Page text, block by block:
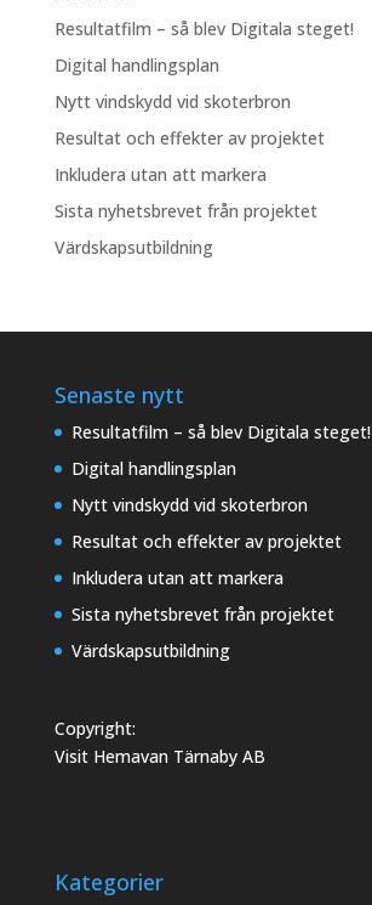
Resultatfilm – så blev Digitala steget!
Digital handlingsplan
Nytt vindskydd vid skoterbron
Resultat och effekter av projektet
Inkludera utan att markera
Sista nyhetsbrevet från projektet
Värdskapsutbildning
Senaste nytt
Resultatfilm – så blev Digitala steget!
Digital handlingsplan
Nytt vindskydd vid skoterbron
Resultat och effekter av projektet
Inkludera utan att markera
Sista nyhetsbrevet från projektet
Värdskapsutbildning
Copyright:
Visit Hemavan Tärnaby AB
Kategorier